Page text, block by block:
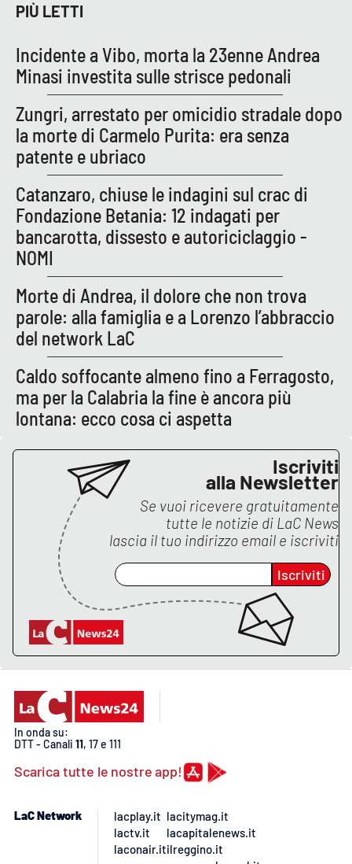
Storie
LAC
NETWORK
Lacplay.it
Lactv.it
Laconair.it
Lacapitalenews.it
Cosenzachannel.it
Catanzarochannel.it
Android
Apple
PIÙ LETTI
Incidente a Vibo, morta la 23enne Andrea
Minasi investita sulle strisce pedonali
Zungri, arrestato per omicidio stradale dopo
la morte di Carmelo Purita: era senza
patente e ubriaco
Catanzaro, chiuse le indagini sul crac di
Fondazione Betania: 12 indagati per
bancarotta, dissesto e autoriciclaggio -
NOMI
Morte di Andrea, il dolore che non trova
parole: alla famiglia e a Lorenzo l’abbraccio
del network LaC
Caldo soffocante almeno fino a Ferragosto,
ma per la Calabria la fine è ancora più
lontana: ecco cosa ci aspetta
Iscriviti
alla Newsletter
Se vuoi ricevere gratuitamente
tutte le notizie di LaC News
lascia il tuo indirizzo email e iscriviti
Iscriviti
In onda su:
DTT - Canali 11, 17 e 111
Scarica tutte le nostre app!
LaC Network
lacplay.it
lactv.it
laconair.it
lacitymag.it
lacapitalenews.it
ilreggino.it